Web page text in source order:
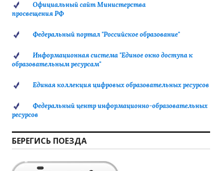
Официальный сайт Министерства
просвещения РФ
Федеральный портал "Российское образование"
Информационная система "Единое окно доступа к
образовательным ресурсам"
Единая коллекция цифровых образовательных ресурсов
Федеральный центр информационно-образовательных
ресурсов
БЕРЕГИСЬ ПОЕЗДА